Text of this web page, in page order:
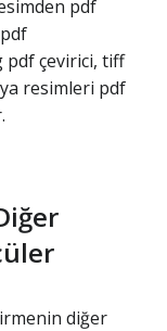
pdf
çevirici, tiff
resimleri pdf
diğer